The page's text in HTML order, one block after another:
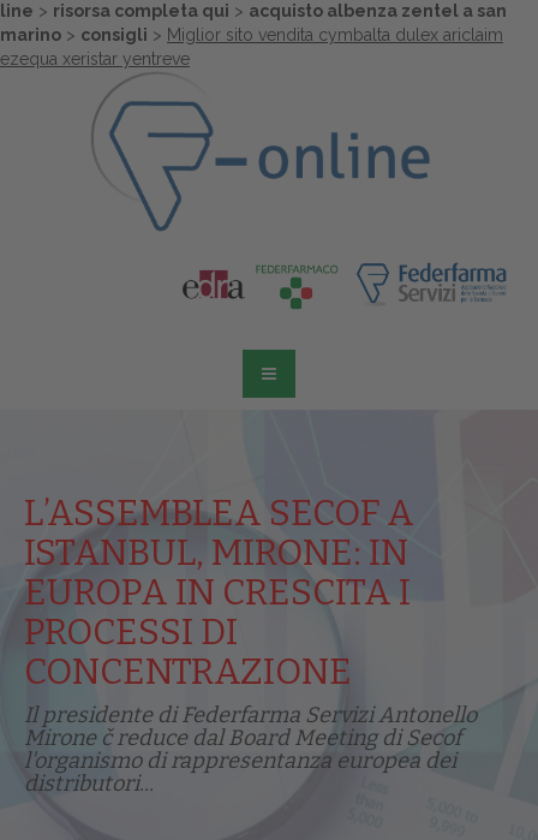
line > risorsa completa qui > acquisto albenza zentel a san
marino > consigli > Miglior sito vendita cymbalta dulex ariclaim
ezequa xeristar yentreve
L’ASSEMBLEA SECOF A
ISTANBUL, MIRONE: IN
EUROPA IN CRESCITA I
PROCESSI DI
CONCENTRAZIONE
Il presidente di Federfarma Servizi Antonello
Mirone č reduce dal Board Meeting di Secof
l'organismo di rappresentanza europea dei
distributori...